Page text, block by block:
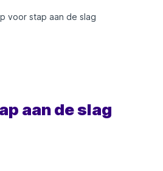
voor stap aan de slag
aan de slag